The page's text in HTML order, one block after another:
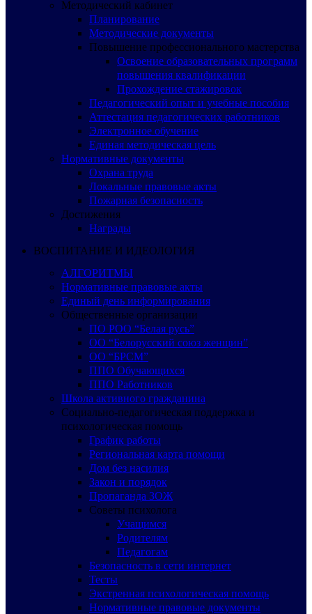
Методический кабинет
Планирование
Методические документы
Повышение профессионального мастерства
Освоение образовательных программ
повышения квалификации
Прохождение стажировок
Педагогический опыт и учебные пособия
Аттестация педагогических работников
Электронное обучение
Единая методическая цель
Нормативные документы
Охрана труда
Локальные правовые акты
Пожарная безопасность
Достижения
Награды
ВОСПИТАНИЕ И ИДЕОЛОГИЯ
АЛГОРИТМЫ
Нормативные правовые акты
Единый день информирования
Общественные организации
ПО РОО “Белая русь”
ОО “Белорусский союз женщин”
ОО “БРСМ”
ППО Обучающихся
ППО Работников
Школа активного гражданина
Социально-педагогическая поддержка и
психологическая помощь
График работы
Региональная карта помощи
Дом без насилия
Закон и порядок
Пропаганда ЗОЖ
Советы психолога
Учащимся
Родителям
Педагогам
Безопасность в сети интернет
Тесты
Экстренная психологическая помощь
Нормативные правовые документы